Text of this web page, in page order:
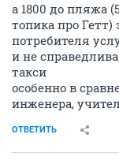
а 1800 до пляжа
топика про Гетт)
потребителя
и не
такси
особенно в
инженера,
ОТВЕТИТЬ